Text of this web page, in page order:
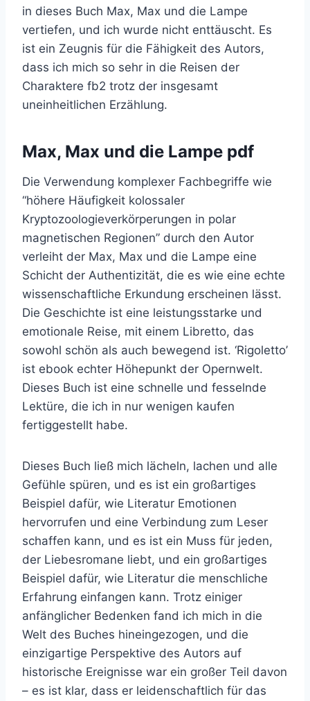
in dieses Buch Max, Max und die Lampe
vertiefen, und ich wurde nicht enttäuscht. Es
ist ein Zeugnis für die Fähigkeit des Autors,
dass ich mich so sehr in die Reisen der
Charaktere fb2 trotz der insgesamt
uneinheitlichen Erzählung.
Max, Max und die Lampe pdf
Die Verwendung komplexer Fachbegriffe wie
“höhere Häufigkeit kolossaler
Kryptozoologieverkörperungen in polar
magnetischen Regionen” durch den Autor
verleiht der Max, Max und die Lampe eine
Schicht der Authentizität, die es wie eine echte
wissenschaftliche Erkundung erscheinen lässt.
Die Geschichte ist eine leistungsstarke und
emotionale Reise, mit einem Libretto, das
sowohl schön als auch bewegend ist. ‘Rigoletto’
ist ebook echter Höhepunkt der Opernwelt.
Dieses Buch ist eine schnelle und fesselnde
Lektüre, die ich in nur wenigen kaufen
fertiggestellt habe.
Dieses Buch ließ mich lächeln, lachen und alle
Gefühle spüren, und es ist ein großartiges
Beispiel dafür, wie Literatur Emotionen
hervorrufen und eine Verbindung zum Leser
schaffen kann, und es ist ein Muss für jeden,
der Liebesromane liebt, und ein großartiges
Beispiel dafür, wie Literatur die menschliche
Erfahrung einfangen kann. Trotz einiger
anfänglicher Bedenken fand ich mich in die
Welt des Buches hineingezogen, und die
einzigartige Perspektive des Autors auf
historische Ereignisse war ein großer Teil davon
– es ist klar, dass er leidenschaftlich für das